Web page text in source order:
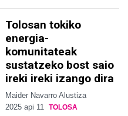
Tolosan tokiko
energia-
komunitateak
sustatzeko bost saio
ireki ireki izango dira
Maider Navarro Alustiza
2025 api 11
TOLOSA